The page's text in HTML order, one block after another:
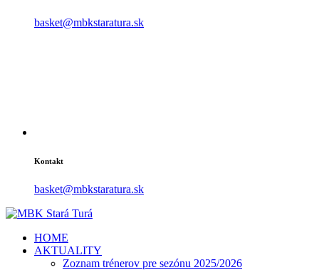
basket@mbkstaratura.sk
Kontakt
basket@mbkstaratura.sk
HOME
AKTUALITY
Zoznam trénerov pre sezónu 2025/2026